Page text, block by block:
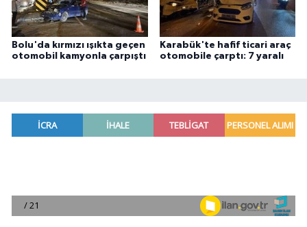
Bolu'da kırmızı ışıkta geçen
otomobil kamyonla çarpıştı
Karabük'te hafif ticari araç
otomobile çarptı: 7 yaralı